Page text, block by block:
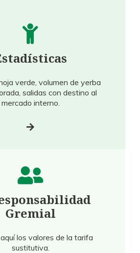
verde, volumen de yerba
salidas con destino al
mercado interno.
Gremial
los valores de la tarifa
sustitutiva.